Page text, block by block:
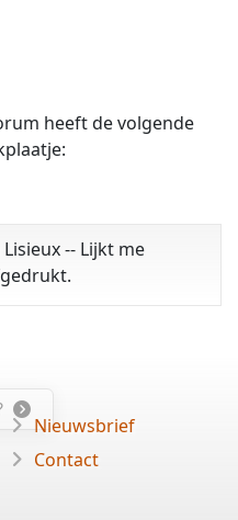
heeft de volgende
-- Lijkt me
Nieuwsbrief
Contact